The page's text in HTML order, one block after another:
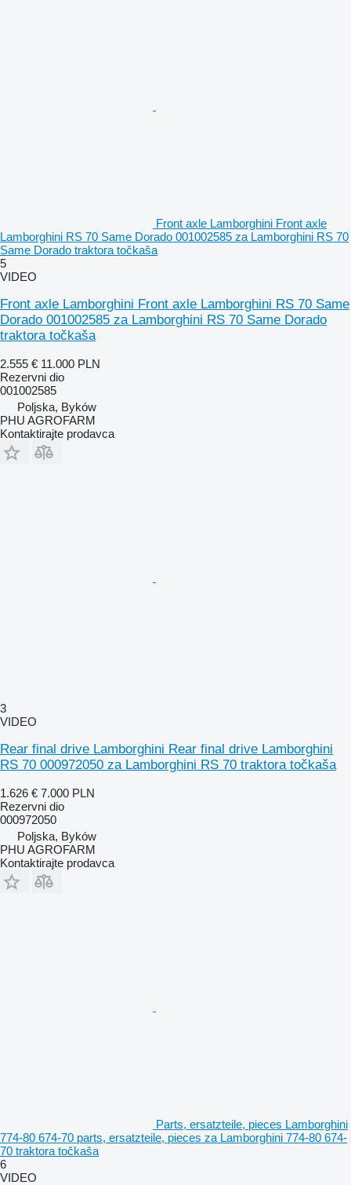
Front axle Lamborghini Front axle
Lamborghini RS 70 Same Dorado 001002585 za Lamborghini RS 70
Same Dorado traktora točkaša
5
VIDEO
Front axle Lamborghini Front axle Lamborghini RS 70 Same
Dorado 001002585 za Lamborghini RS 70 Same Dorado
traktora točkaša
2.555 € 11.000 PLN
Rezervni dio
001002585
Poljska, Byków
PHU AGROFARM
Kontaktirajte prodavca
3
VIDEO
Rear final drive Lamborghini Rear final drive Lamborghini
RS 70 000972050 za Lamborghini RS 70 traktora točkaša
1.626 € 7.000 PLN
Rezervni dio
000972050
Poljska, Byków
PHU AGROFARM
Kontaktirajte prodavca
Parts, ersatzteile, pieces Lamborghini
774-80 674-70 parts, ersatzteile, pieces za Lamborghini 774-80 674-
70 traktora točkaša
6
VIDEO